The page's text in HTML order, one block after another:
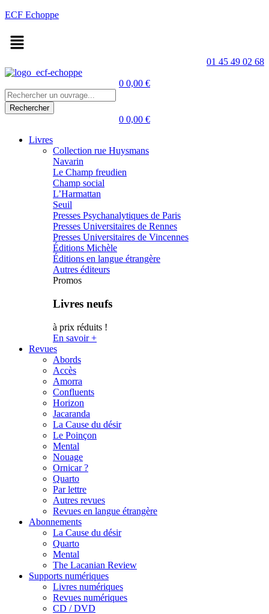
ECF Echoppe
Menu
01 45 49 02 68
Menu
0 0,00 €
0 0,00 €
Livres
Collection rue Huysmans
Navarin
Le Champ freudien
Champ social
L’Harmattan
Seuil
Presses Psychanalytiques de Paris
Presses Universitaires de Rennes
Presses Universitaires de Vincennes
Éditions Michèle
Éditions en langue étrangère
Autres éditeurs
Promos
Livres neufs
à prix réduits !
En savoir +
Revues
Abords
Accès
Amorra
Confluents
Horizon
Jacaranda
La Cause du désir
Le Poinçon
Mental
Nouage
Ornicar ?
Quarto
Par lettre
Autres revues
Revues en langue étrangère
Abonnements
La Cause du désir
Quarto
Mental
The Lacanian Review
Supports numériques
Livres numériques
Revues numériques
CD / DVD